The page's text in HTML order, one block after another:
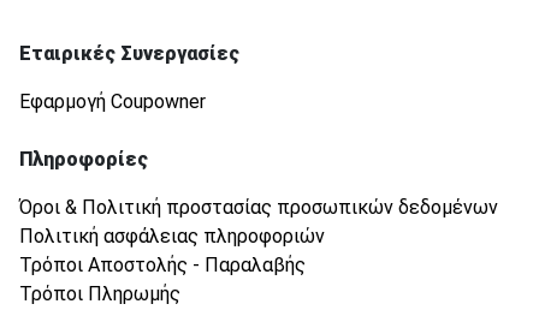
Εταιρικές Συνεργασίες
Εφαρμογή Coupowner
Πληροφορίες
Όροι & Πολιτική προστασίας προσωπικών δεδομένων
Πολιτική ασφάλειας πληροφοριών
Τρόποι Αποστολής - Παραλαβής
Τρόποι Πληρωμής